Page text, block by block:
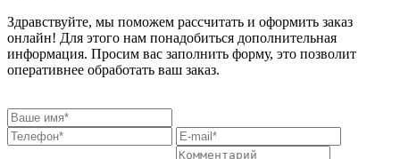
Здравствуйте, мы поможем рассчитать и оформить заказ
онлайн! Для этого нам понадобиться дополнительная
информация. Просим вас заполнить форму, это позволит
оперативнее обработать ваш заказ.